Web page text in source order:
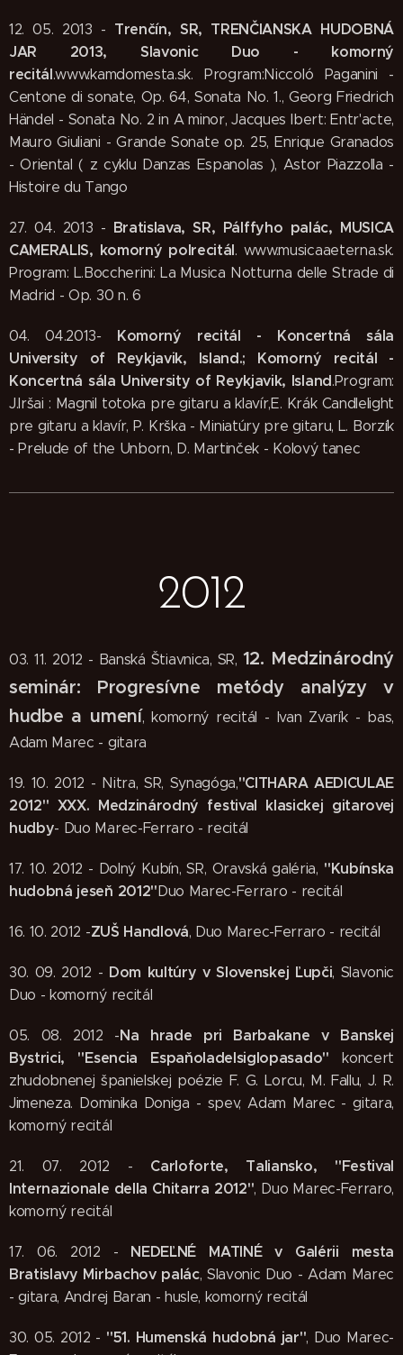
12. 05. 2013 - Trenčín, SR, TRENČIANSKA HUDOBNÁ
JAR 2013, Slavonic Duo - komorný
recitál.www.kamdomesta.sk. Program:Niccoló Paganini -
Centone di sonate, Op. 64, Sonata No. 1., Georg Friedrich
Händel - Sonata No. 2 in A minor, Jacques Ibert: Entr'acte,
Mauro Giuliani - Grande Sonate op. 25, Enrique Granados
- Oriental ( z cyklu Danzas Espanolas ), Astor Piazzolla -
Histoire du Tango
27. 04. 2013 - Bratislava, SR, Pálffyho palác, MUSICA
CAMERALIS, komorný polrecitál. www.musicaaeterna.sk.
Program: L.Boccherini: La Musica Notturna delle Strade di
Madrid - Op. 30 n. 6
04. 04.2013- Komorný recitál - Koncertná sála
University of Reykjavik, Island.; Komorný recitál -
Koncertná sála University of Reykjavik, Island.Program:
J.Iršai : Magnil totoka pre gitaru a klavír,E. Krák Candlelight
pre gitaru a klavír, P. Krška - Miniatúry pre gitaru, L. Borzík
- Prelude of the Unborn, D. Martinček - Kolový tanec
2012
03. 11. 2012 - Banská Štiavnica, SR, 12. Medzinárodný
seminár: Progresívne metódy analýzy v
hudbe a umení, komorný recitál - Ivan Zvarík - bas,
Adam Marec - gitara
19. 10. 2012 - Nitra, SR, Synagóga,"CITHARA AEDICULAE
2012" XXX. Medzinárodný festival klasickej gitarovej
hudby- Duo Marec-Ferraro - recitál
17. 10. 2012 - Dolný Kubín, SR, Oravská galéria, "Kubínska
hudobná jeseň 2012"Duo Marec-Ferraro - recitál
16. 10. 2012 -ZUŠ Handlová, Duo Marec-Ferraro - recitál
30. 09. 2012 - Dom kultúry v Slovenskej Ľupči, Slavonic
Duo - komorný recitál
05. 08. 2012 -Na hrade pri Barbakane v Banskej
Bystrici, "Esencia Espaňoladelsiglopasado"koncert
zhudobnenej španielskej poézie F. G. Lorcu, M. Fallu, J. R.
Jimeneza. Dominika Doniga - spev, Adam Marec - gitara,
komorný recitál
21. 07. 2012 - Carloforte, Taliansko, "Festival
Internazionale della Chitarra 2012", Duo Marec-Ferraro,
komorný recitál
17. 06. 2012 - NEDEĽNÉ MATINÉ v Galérii mesta
Bratislavy Mirbachov palác, Slavonic Duo - Adam Marec
- gitara, Andrej Baran - husle, komorný recitál
30. 05. 2012 - "51. Humenská hudobná jar", Duo Marec-